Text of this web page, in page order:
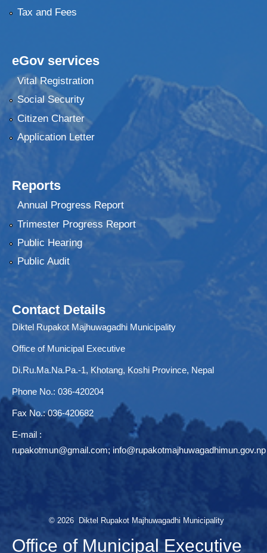
Tax and Fees
eGov services
Vital Registration
Social Security
Citizen Charter
Application Letter
Reports
Annual Progress Report
Trimester Progress Report
Public Hearing
Public Audit
Contact Details
Diktel Rupakot Majhuwagadhi Municipality
Office of Municipal Executive
Di.Ru.Ma.Na.Pa.-1, Khotang, Koshi Province, Nepal
Phone No.: 036-420204
Fax No.: 036-420682
E-mail :
rupakotmun@gmail.com; info@rupakotmajhuwagadhimun.gov.np
© 2026 Diktel Rupakot Majhuwagadhi Municipality
Office of Municipal Executive